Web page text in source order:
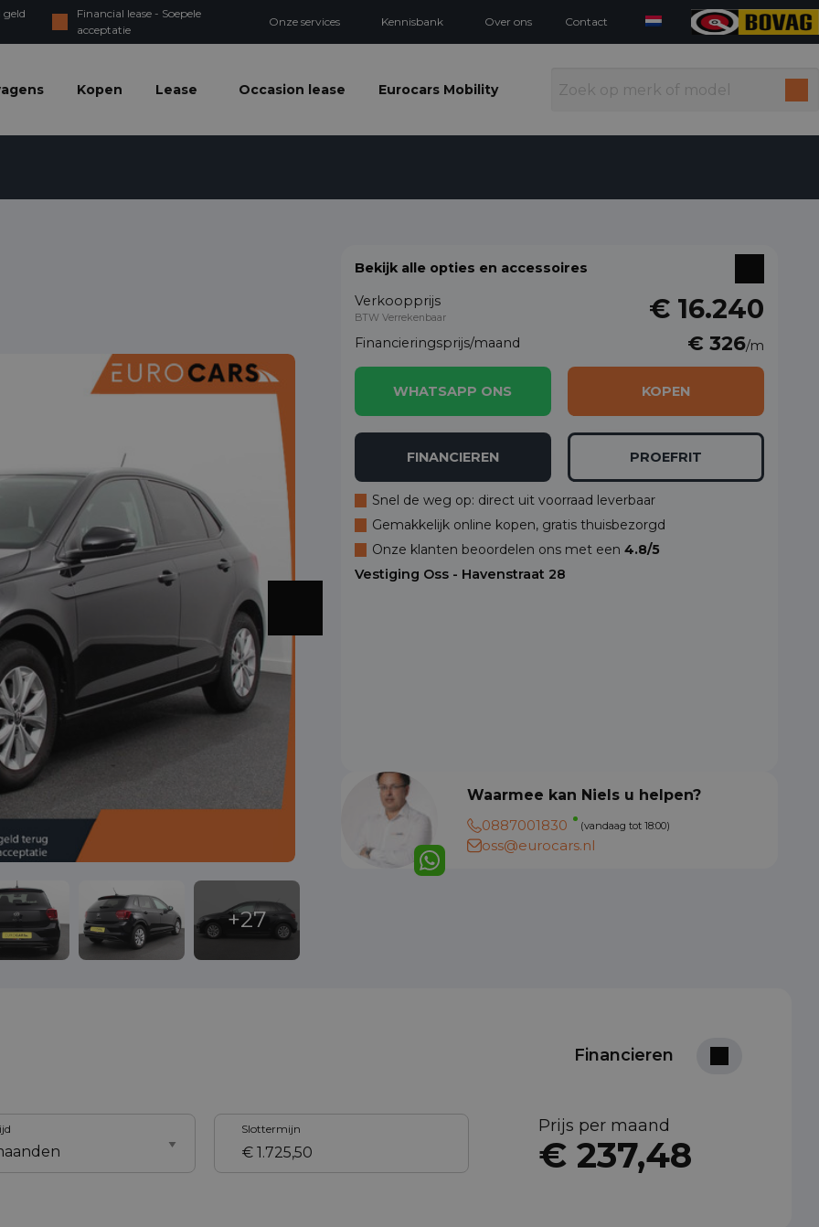
geld
Financial lease - Soepele
acceptatie
Onze services Kennisbank Over ons Contact
Kopen Lease Occasion lease Eurocars Mobility
Bekijk alle opties en accessoires
Verkoopprijs
BTW Verrekenbaar € 16.240
Financieringsprijs/maand € 326/m
WHATSAPP ONS KOPEN
FINANCIEREN PROEFRIT
Snel de weg op: direct uit voorraad leverbaar
Gemakkelijk online kopen, gratis thuisbezorgd
Onze klanten beoordelen ons met een 4.8/5
Vestiging Oss - Havenstraat 28
Waarmee kan Niels u helpen?
0887001830
(vandaag tot 18:00)
oss@eurocars.nl
Financieren
Slottermijn Prijs per maand
€ 237,48